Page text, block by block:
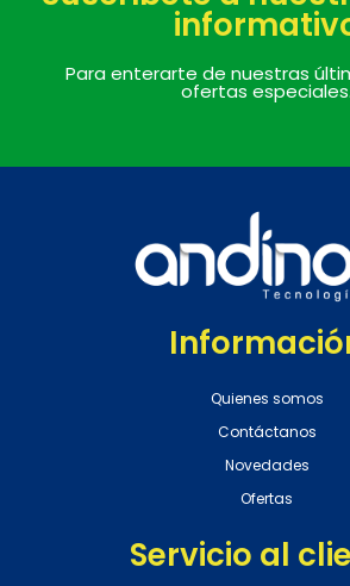
Para enterarte de nuestras
ofertas especiales.
Quienes somos
Contáctanos
Novedades
Ofertas
Servicio al